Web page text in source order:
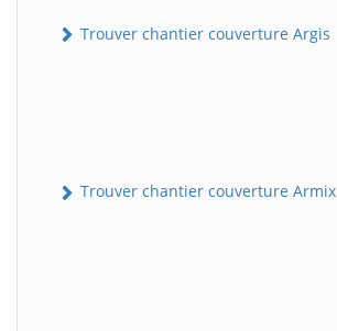
Trouver chantier couverture Argis
Trouver chantier couverture Armix